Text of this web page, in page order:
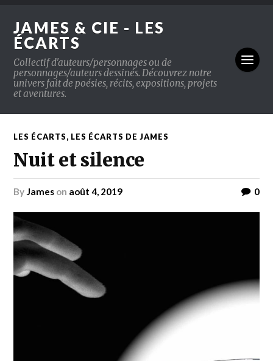
JAMES & CIE - LES
ÉCARTS
Collectif d'auteurs/personnages ou de
personnages/auteurs dessinés. Découvrez notre
univers fait de poésies, récits, expositions, projets
et aventures.
LES ÉCARTS, LES ÉCARTS DE JAMES
Nuit et silence
by James on août 4, 2019 0